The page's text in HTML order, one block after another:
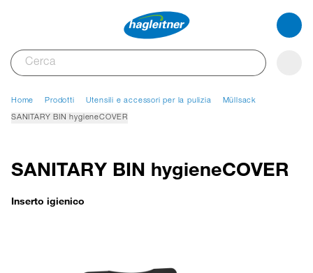
Home Prodotti Utensili e accessori per la pulizia Müllsack
SANITARY BIN hygieneCOVER
SANITARY BIN hygieneCOVER
Inserto igienico